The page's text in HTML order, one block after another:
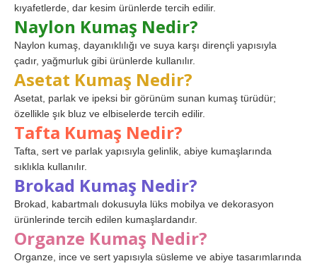
kıyafetlerde, dar kesim ürünlerde tercih edilir.
Naylon Kumaş Nedir?
Naylon kumaş, dayanıklılığı ve suya karşı dirençli yapısıyla
çadır, yağmurluk gibi ürünlerde kullanılır.
Asetat Kumaş Nedir?
Asetat, parlak ve ipeksi bir görünüm sunan kumaş türüdür;
özellikle şık bluz ve elbiselerde tercih edilir.
Tafta Kumaş Nedir?
Tafta, sert ve parlak yapısıyla gelinlik, abiye kumaşlarında
sıklıkla kullanılır.
Brokad Kumaş Nedir?
Brokad, kabartmalı dokusuyla lüks mobilya ve dekorasyon
ürünlerinde tercih edilen kumaşlardandır.
Organze Kumaş Nedir?
Organze, ince ve sert yapısıyla süsleme ve abiye tasarımlarında